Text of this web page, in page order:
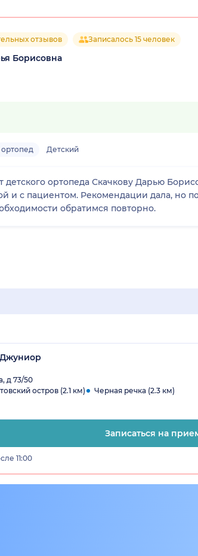
отзывов Записалось 15 человек
Борисовна
Детский
ортопеда Скачкову Дарью
и с пациентом. Рекомендации дала, но
обратимся повторно.
д 73/50
остров (2.1 км) Черная речка (2.3 км)
Записаться на
11:00